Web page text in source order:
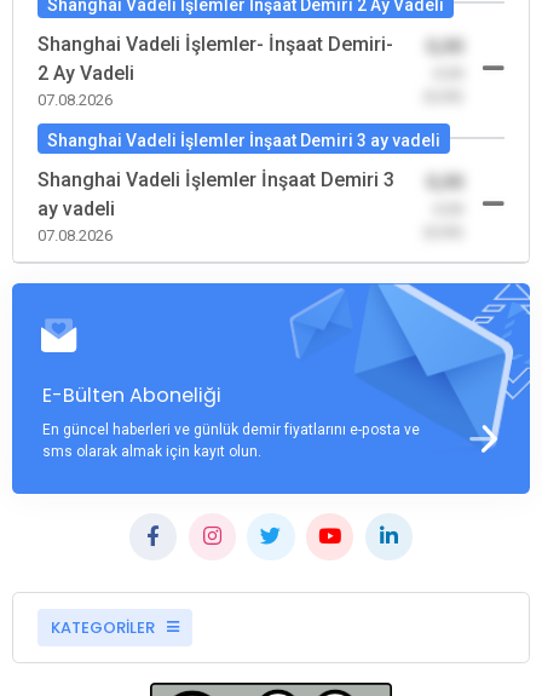
Shanghai Vadeli İşlemler İnşaat Demiri 2 Ay Vadeli
Shanghai Vadeli İşlemler- İnşaat Demiri-
2 Ay Vadeli
07.08.2026
0,00
Shanghai Vadeli İşlemler İnşaat Demiri 3 ay vadeli
Shanghai Vadeli İşlemler İnşaat Demiri 3
ay vadeli
07.08.2026
0,00
E-Bülten Aboneliği
En güncel haberleri ve günlük demir fiyatlarını e-posta ve
sms olarak almak için kayıt olun.
KATEGORİLER